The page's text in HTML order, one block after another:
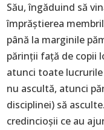
Său, îngăduind să
împrăștierea
până la marginile
părinții față de copii
atunci toate
nu ascultă, atunci
disciplinei) să
credincioșii ce au